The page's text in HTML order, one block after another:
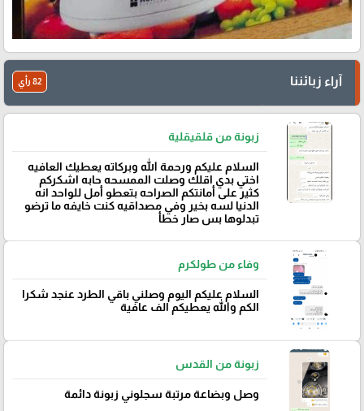
آراء زبائننا 82 رأي
زبونة من قلقيقلية
السلام عليكم ورحمة الله وبركاته يعطيك العافيه
اختي بدي اقلك وصلت الممسحه حابه اشكركم
كثير على أمانتكم الصراحه بتعطو أمل للواحد انه
الدنيا لسه بخير وفي مصداقيه كنت خايفه ما ترضو
تبدلوها بس صار خطأ
وفاء من طولكرم
السلام عليكم اليوم وصلني باقي الطرد عنجد شكرا
الكم والله يعطيكم الف عافية
زبونة من القدس
وصل وبضاعة مرتبة سجلوني زبونة دائمة